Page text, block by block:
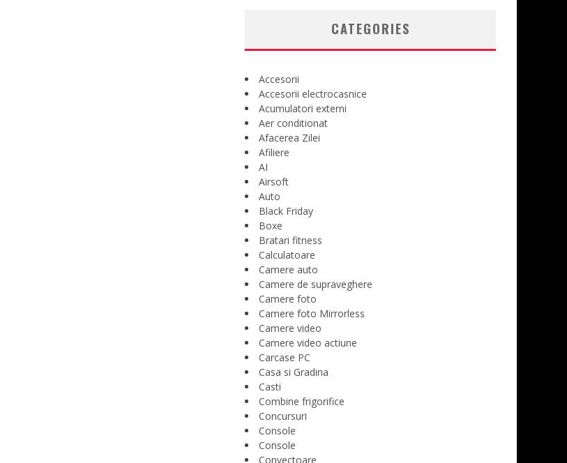
CATEGORIES
Accesorii
Accesorii electrocasnice
Acumulatori externi
Aer conditionat
Afacerea Zilei
Afiliere
AI
Airsoft
Auto
Black Friday
Boxe
Bratari fitness
Calculatoare
Camere auto
Camere de supraveghere
Camere foto
Camere foto Mirrorless
Camere video
Camere video actiune
Carcase PC
Casa si Gradina
Casti
Combine frigorifice
Concursuri
Console
Console
Convectoare